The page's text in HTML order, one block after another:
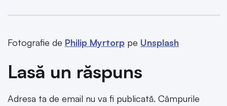
Fotografie de Philip Myrtorp pe Unsplash
Lasă un răspuns
Adresa ta de email nu va fi publicată. Câmpurile